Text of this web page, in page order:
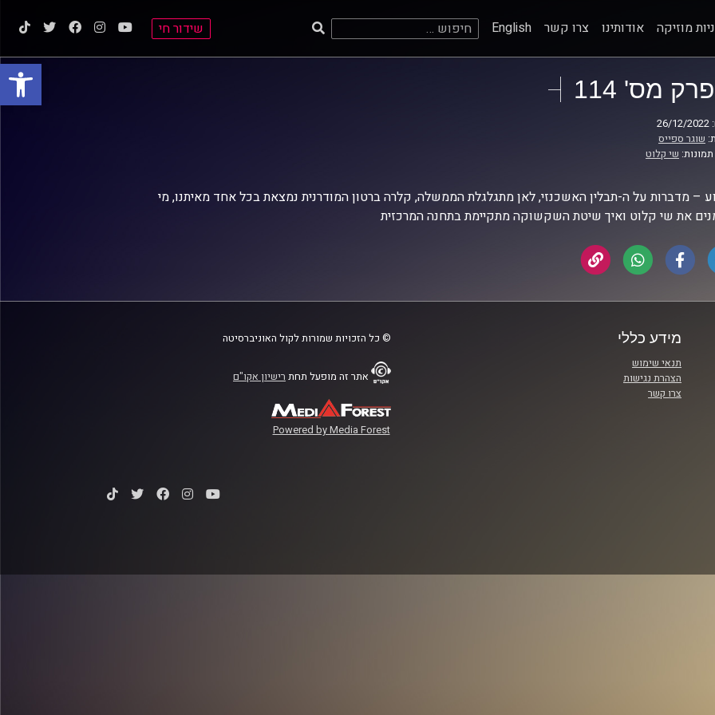
פתח
מוזיקה אודותינו צרו קשר English חיפוש: שידור חי
פרק מס' 114
שוגר ספייס
שי קלוט
– מדברות על ה-תבלין האשכנזי, לאן מתגלגלת הממשלה, קלרה ברטון המודרנית נמצאת בכל אחד מאיתנו, מי
את שי קלוט ואיך שיטת השקשוקה מתקיימת בתחנה המרכזית
מידע כללי
תנאי שימוש
הצהרת נגישות
צרו קשר
© כל הזכויות שמורות לקול האוניברסיטה
אתר זה מופעל תחת רישיון אקו"ם
Powered by Media Forest